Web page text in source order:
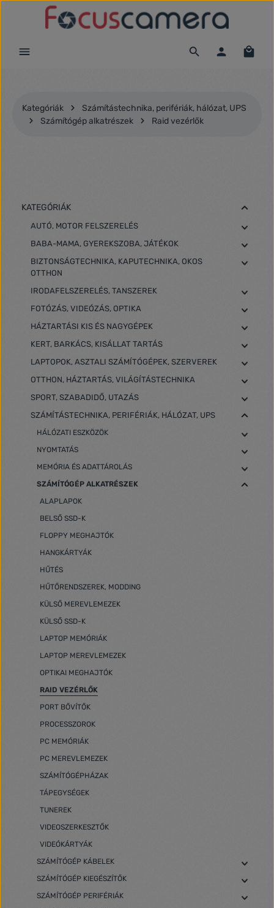
Ugrás a fő tartalomra
Kategóriák
Számítástechnika, perifériák, hálózat, UPS
Számítógép alkatrészek
Raid vezérlők
KATEGÓRIÁK
AUTÓ, MOTOR FELSZERELÉS
BABA-MAMA, GYEREKSZOBA, JÁTÉKOK
BIZTONSÁGTECHNIKA, KAPUTECHNIKA, OKOS
OTTHON
IRODAFELSZERELÉS, TANSZEREK
FOTÓZÁS, VIDEÓZÁS, OPTIKA
HÁZTARTÁSI KIS ÉS NAGYGÉPEK
KERT, BARKÁCS, KISÁLLAT TARTÁS
LAPTOPOK, ASZTALI SZÁMÍTÓGÉPEK, SZERVEREK
OTTHON, HÁZTARTÁS, VILÁGÍTÁSTECHNIKA
SPORT, SZABADIDŐ, UTAZÁS
SZÁMÍTÁSTECHNIKA, PERIFÉRIÁK, HÁLÓZAT, UPS
HÁLÓZATI ESZKÖZÖK
NYOMTATÁS
MEMÓRIA ÉS ADATTÁROLÁS
SZÁMÍTÓGÉP ALKATRÉSZEK
ALAPLAPOK
BELSŐ SSD-K
FLOPPY MEGHAJTÓK
HANGKÁRTYÁK
HŰTÉS
HŰTŐRENDSZEREK, MODDING
KÜLSŐ MEREVLEMEZEK
KÜLSŐ SSD-K
LAPTOP MEMÓRIÁK
LAPTOP MEREVLEMEZEK
OPTIKAI MEGHAJTÓK
RAID VEZÉRLŐK
PORT BŐVÍTŐK
PROCESSZOROK
PC MEMÓRIÁK
PC MEREVLEMEZEK
SZÁMÍTÓGÉPHÁZAK
TÁPEGYSÉGEK
TUNEREK
VIDEOSZERKESZTŐK
VIDEÓKÁRTYÁK
SZÁMÍTÓGÉP KÁBELEK
SZÁMÍTÓGÉP KIEGÉSZÍTŐK
SZÁMÍTÓGÉP PERIFÉRIÁK